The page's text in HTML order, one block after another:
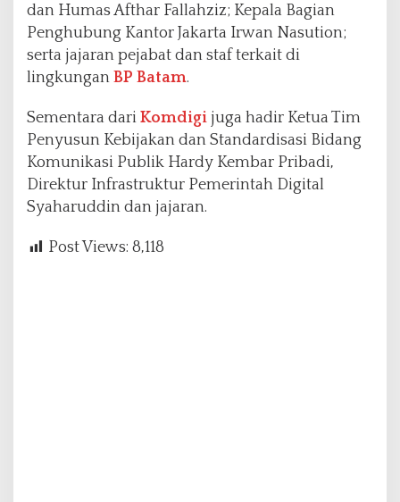
dan Humas Afthar Fallahziz; Kepala Bagian
Penghubung Kantor Jakarta Irwan Nasution;
serta jajaran pejabat dan staf terkait di
lingkungan BP Batam.
Sementara dari Komdigi juga hadir Ketua Tim
Penyusun Kebijakan dan Standardisasi Bidang
Komunikasi Publik Hardy Kembar Pribadi,
Direktur Infrastruktur Pemerintah Digital
Syaharuddin dan jajaran.
Post Views: 8,118